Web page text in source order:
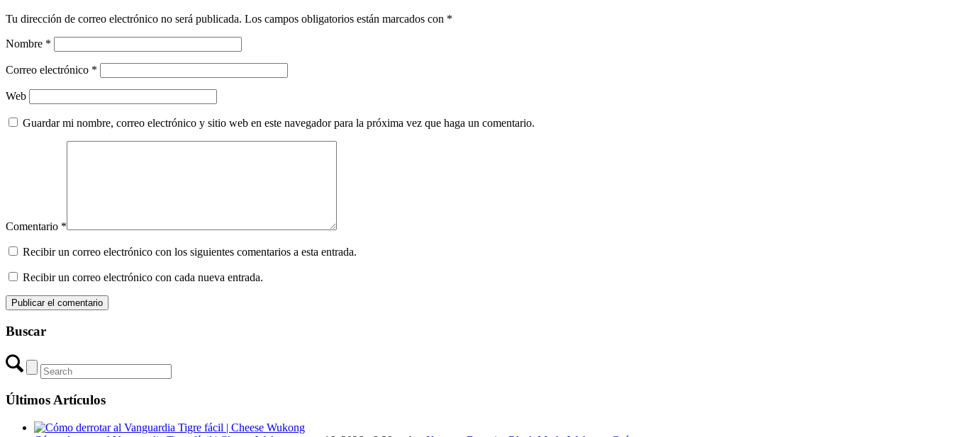
Tu dirección de correo electrónico no será publicada. Los campos obligatorios están marcados con *
Nombre *
Correo electrónico *
Web
Guardar mi nombre, correo electrónico y sitio web en este navegador para la próxima vez que haga un comentario.
Comentario *
Recibir un correo electrónico con los siguientes comentarios a esta entrada.
Recibir un correo electrónico con cada nueva entrada.
Buscar
Últimos Artículos